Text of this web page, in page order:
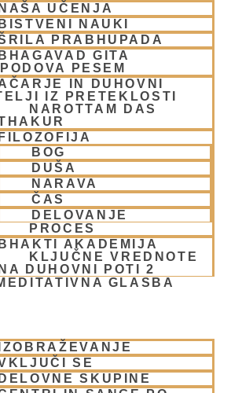
NAŠA UČENJA
BISTVENI NAUKI
PRABHUPADA
BHAGAVAD GITA
PESEM
IN DUHOVNI
IZ PRETEKLOSTI
NAROTTAM DAS
FILOZOFIJA
BOG
DUŠA
NARAVA
ČAS
DELOVANJE
PROCES
BHAKTI AKADEMIJA
KLJUČNE VREDNOTE
NA DUHOVNI POTI 2
GLASBA
IZOBRAŽEVANJE
SE
DELOVNE SKUPINE